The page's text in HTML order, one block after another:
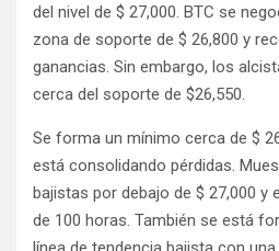
del nivel de $ 27,000. BTC se
zona de soporte de $ 26,800 y
ganancias. Sin embargo, los
cerca del soporte de $26,550.
Se forma un mínimo cerca de $
está consolidando pérdidas.
bajistas por debajo de $ 27,000 y
de 100 horas. También se está